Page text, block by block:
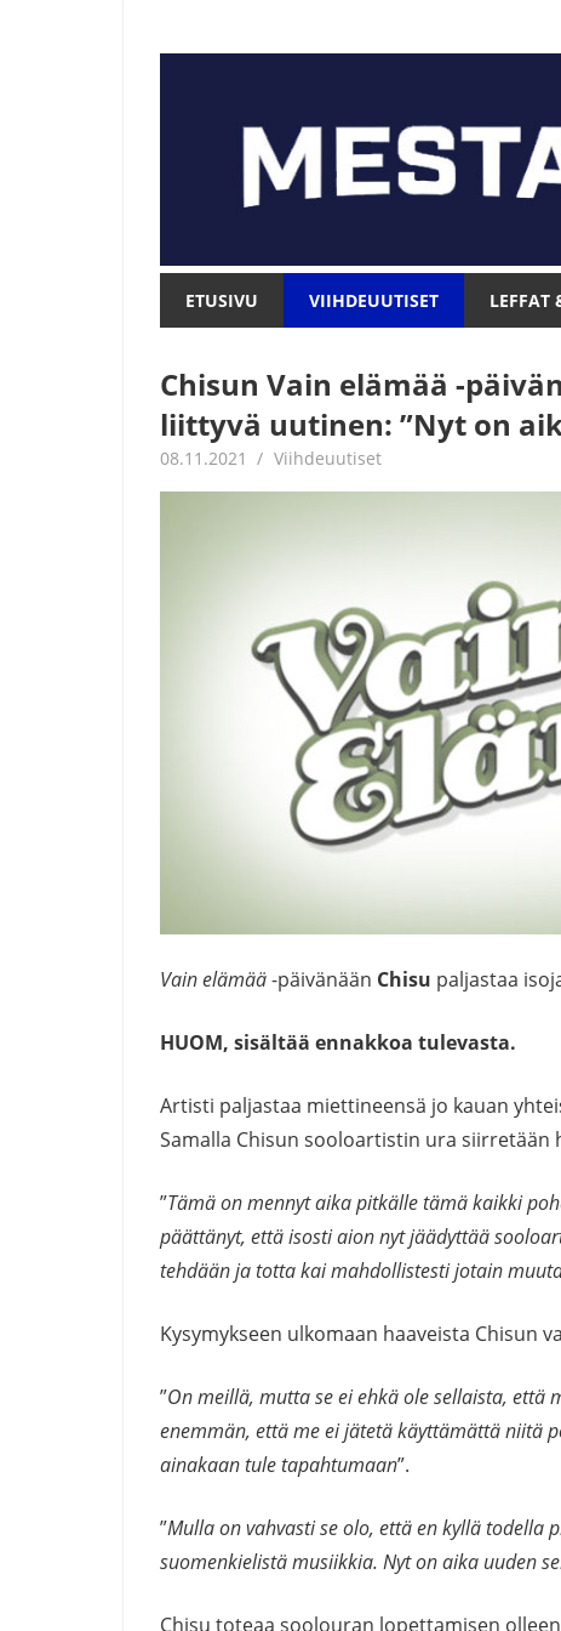
Mesta.net
ETUSIVU VIIHDEUUTISET LEFFAT
Chisun Vain elämää -
liittyvä uutinen: ”Nyt on
08.11.2021 Juha Kaunisto
Viihdeuutiset
Vain elämää-päivänään Chisu paljastaa
HUOM, sisältää ennakkoa tulevasta.
Artisti paljastaa miettineensä jo kauan
Samalla Chisun sooloartistin ura siirretään
”Tämä on mennyt aika pitkälle tämä kaikki
päättänyt, että isosti aion nyt jäädyttää
tehdään ja totta kai mahdollistesti jotain
Kysymykseen ulkomaan haaveista Chisun
”On meillä, mutta se ei ehkä ole sellaista,
enemmän, että me ei jätetä käyttämättä niitä
ainakaan tule tapahtumaan”.
”Mulla on vahvasti se olo, että en kyllä todella
suomenkielistä musiikkia. Nyt on aika uuden
Chisu toteaa soolouran lopettamisen